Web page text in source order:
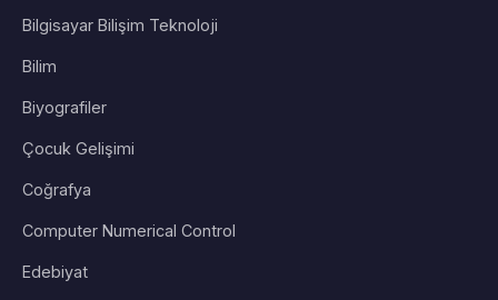
Bilgisayar Bilişim Teknoloji
Bilim
Biyografiler
Çocuk Gelişimi
Coğrafya
Computer Numerical Control
Edebiyat